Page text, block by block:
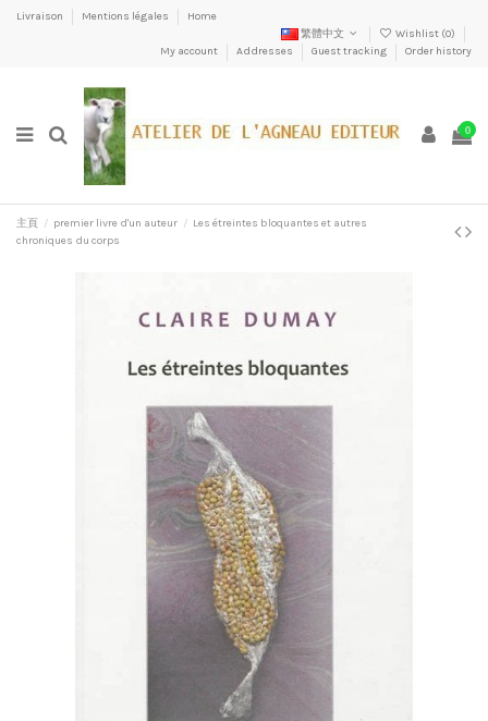
Livraison Mentions légales
Home
繁體中文
Wishlist (0)
My account
Addresses Guest tracking Order history
0
主頁 premier livre d'un auteur
Les étreintes bloquantes et autres
chroniques du corps